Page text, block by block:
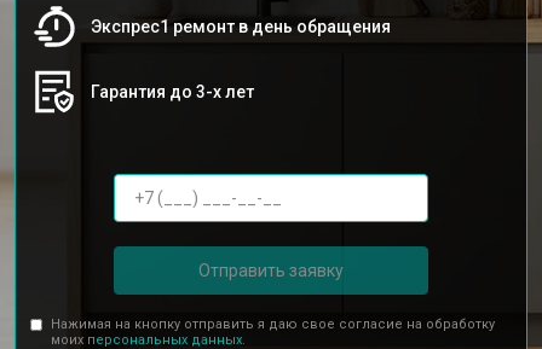
Экспрес1 ремонт в день обращения
Гарантия до 3-х лет
Отправить заявку
Нажимая на кнопку отправить я даю свое согласие на обработку
моих персональных данных.